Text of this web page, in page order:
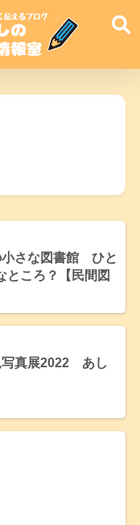
小さな図書館 ひと
ところ？【民間図
写真展2022 あし